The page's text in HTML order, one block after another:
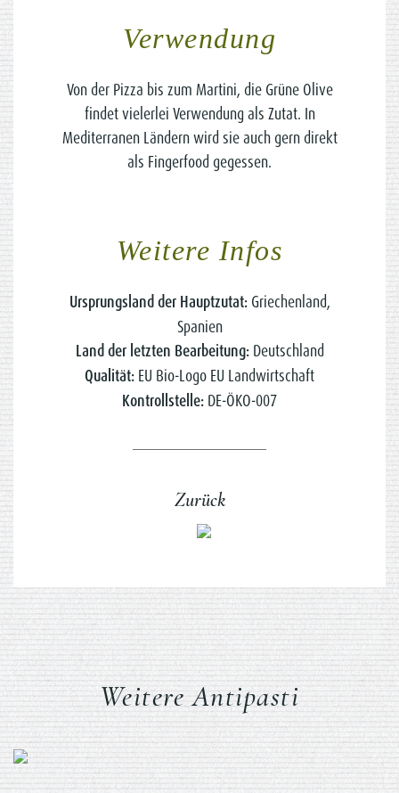
Verwendung
Von der Pizza bis zum Martini, die Grüne Olive
findet vielerlei Verwendung als Zutat. In
Mediterranen Ländern wird sie auch gern direkt
als Fingerfood gegessen.
Weitere Infos
Ursprungsland der Hauptzutat:Griechenland,
Spanien
Land der letzten Bearbeitung: Deutschland
Qualität: EU Bio-Logo EU Landwirtschaft
Kontrollstelle: DE-ÖKO-007
Zurück
Weitere Antipasti